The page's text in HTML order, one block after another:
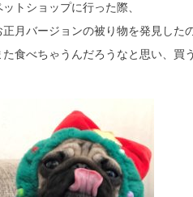
トショップに行った際、
月バージョンの被り物を発見した
た食べちゃうんだろうなと思い、買